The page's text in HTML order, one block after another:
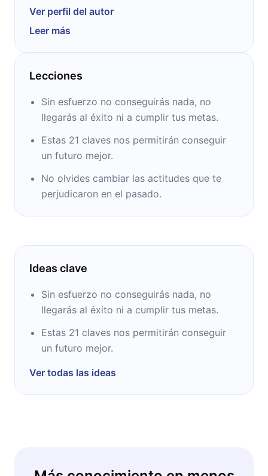
oportunidades a través del poder del
Enfrentó muchas adversidades pero siempre
se levantó, lo que le dio experiencia para
hablar sobre el tema. Entre sus títulos se
para transformar tu vida por completo.
Ver perfil del autor
Leer más
Lecciones
Sin esfuerzo no conseguirás nada, no
llegarás al éxito ni a cumplir tus metas.
Estas 21 claves nos permitirán conseguir
un futuro mejor.
No olvides cambiar las actitudes que te
perjudicaron en el pasado.
Ideas clave
Sin esfuerzo no conseguirás nada, no
llegarás al éxito ni a cumplir tus metas.
Estas 21 claves nos permitirán conseguir
un futuro mejor.
Ver todas las ideas